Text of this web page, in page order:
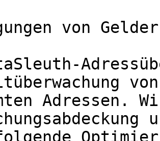
von
Adressen.